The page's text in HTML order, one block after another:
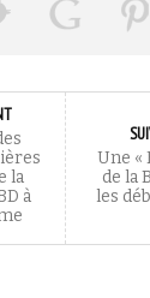
la
à
Une «
de la
les